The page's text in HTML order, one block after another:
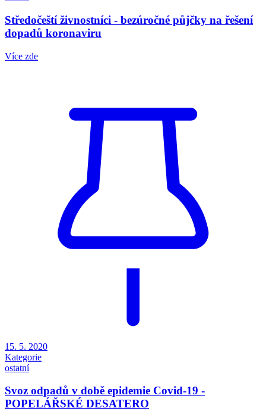
Středočeští živnostníci - bezúročné půjčky na řešení
dopadů koronaviru
Více zde
15. 5. 2020
Kategorie
ostatní
Svoz odpadů v době epidemie Covid-19 -
POPELÁŘSKÉ DESATERO